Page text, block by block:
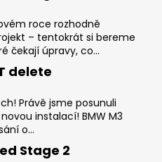
roce rozhodně
– tentokrát si bereme
čekají úpravy, co...
delete
Právě jsme posunuli
instalací! BMW M3
o...
Stage 2